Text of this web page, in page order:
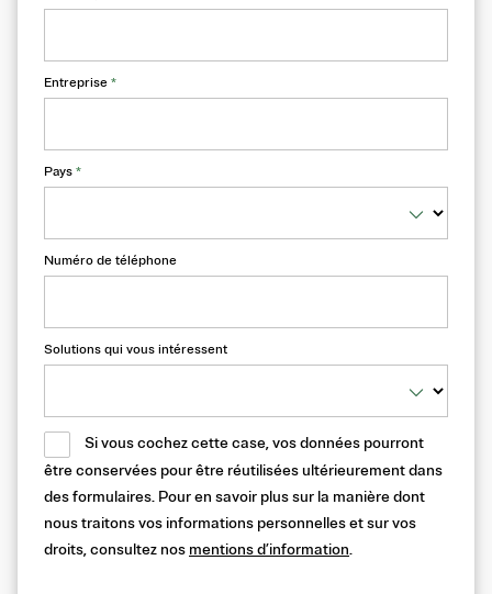
Entreprise *
Pays *
Numéro de téléphone
Solutions qui vous intéressent
Si vous cochez cette case, vos données pourront
être conservées pour être réutilisées ultérieurement dans
des formulaires. Pour en savoir plus sur la manière dont
nous traitons vos informations personnelles et sur vos
droits, consultez nos mentions d’information.